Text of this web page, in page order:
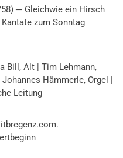
─ Gleichwie ein Hirsch
zum Sonntag
Bill, Alt | Tim Lehmann,
Hämmerle, Orgel |
Leitung